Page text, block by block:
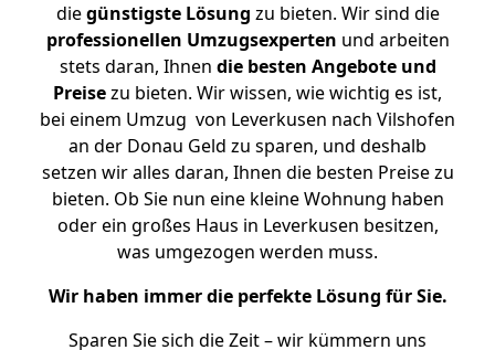
diegünstigste Lösung zu bieten. Wir sind die
professionellen Umzugsexperten und arbeiten
stets daran, Ihnen die besten Angebote und
Preisezu bieten. Wir wissen, wie wichtig es ist,
bei einem Umzug von Leverkusen nach Vilshofen
an der Donau Geld zu sparen, und deshalb
setzen wir alles daran, Ihnen die besten Preise zu
bieten. Ob Sie nun eine kleine Wohnung haben
oder ein großes Haus in Leverkusen besitzen,
was umgezogen werden muss.
Wir haben immer die perfekte Lösung für Sie.
Sparen Sie sich die Zeit – wir kümmern uns